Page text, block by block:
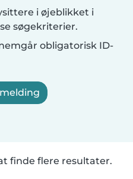
i øjeblikket i
søgekriterier.
obligatorisk ID-
finde flere resultater.